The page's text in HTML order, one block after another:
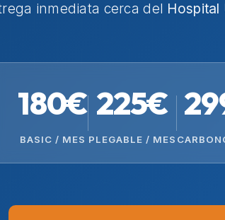
inmediata cerca del Hospital
180€
BASIC / MES
225€
PLEGABLE / MES